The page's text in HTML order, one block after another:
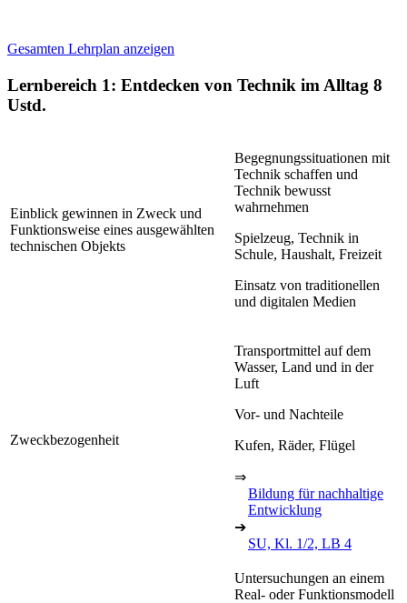
Gesamten Lehrplan anzeigen
Lernbereich 1: Entdecken von Technik im Alltag 8
Ustd.
Einblick gewinnen in Zweck und
Funktionsweise eines ausgewählten
technischen Objekts
Begegnungssituationen mit
Technik schaffen und
Technik bewusst
wahrnehmen
Spielzeug, Technik in
Schule, Haushalt, Freizeit
Einsatz von traditionellen
und digitalen Medien
Zweckbezogenheit
Transportmittel auf dem
Wasser, Land und in der
Luft
Vor- und Nachteile
Kufen, Räder, Flügel
⇒
Bildung für nachhaltige
Entwicklung
➔
SU, Kl. 1/2, LB 4
Untersuchungen an einem
Real- oder Funktionsmodell